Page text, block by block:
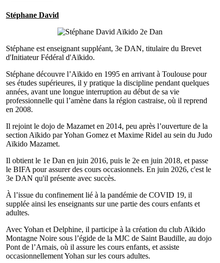
Stéphane David
Stéphane est enseignant suppléant, 3e DAN, titulaire du Brevet
d'Initiateur Fédéral d'Aïkido.
Stéphane découvre l’Aïkido en 1995 en arrivant à Toulouse pour
ses études supérieures, il y pratique la discipline pendant quelques
années, avant une longue interruption au début de sa vie
professionnelle qui l’amène dans la région castraise, où il reprend
en 2008.
Il rejoint le dojo de Mazamet en 2014, peu après l’ouverture de la
section Aïkido par Yohan Gomez et Maxime Ridel au sein du Judo
Aïkido Mazamet.
Il obtient le 1e Dan en juin 2016, puis le 2e en juin 2018, et passe
le BIFA pour assurer des cours occasionnels. En juin 2026, c'est le
3e DAN qu'il présente avec succès.
À l’issue du confinement lié à la pandémie de COVID 19, il
supplée ainsi les enseignants sur une partie des cours enfants et
adultes.
Avec Yohan et Delphine, il participe à la création du club Aïkido
Montagne Noire sous l’égide de la MJC de Saint Baudille, au dojo
Pont de l’Arnais, où il assure les cours enfants, et assiste
occasionnellement Yohan sur les cours adultes.